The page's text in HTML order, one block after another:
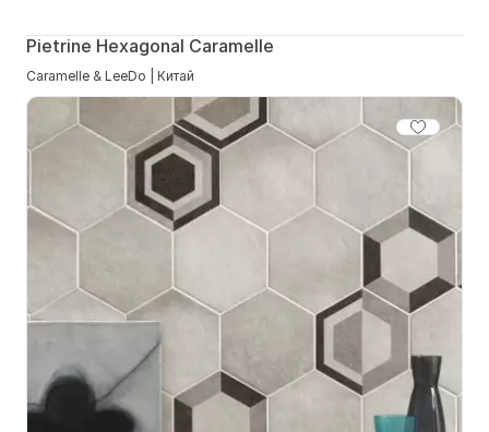
Pietrine Hexagonal Caramelle
Caramelle & LeeDo | Китай